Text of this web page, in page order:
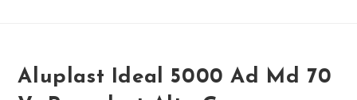
Aluplast Ideal 5000 Ad Md 70